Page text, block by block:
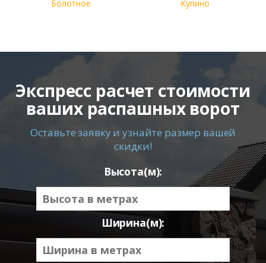
Болотное Купино
Экспресс расчет стоимости
ваших распашных ворот
Оставьте заявку и узнайте размер вашей
скидки!
Высота(м):
Ширина(м):